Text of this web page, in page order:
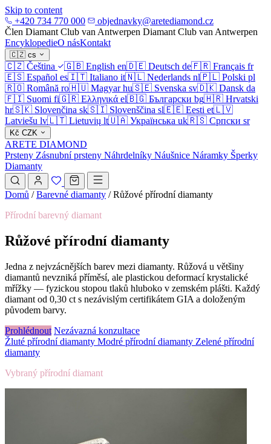
Skip to content
+420 734 770 000
objednavky@aretediamond.cz
Člen Diamant Club van Antwerpen Diamant Club van Antwerpen
EncyklopedieO násKontakt
🇨🇿 cs
🇨🇿 Čeština 🇬🇧 English en🇩🇪 Deutsch de🇫🇷 Français fr
🇪🇸 Español es🇮🇹 Italiano it🇳🇱 Nederlands nl🇵🇱 Polski pl
🇷🇴 Română ro🇭🇺 Magyar hu🇸🇪 Svenska sv🇩🇰 Dansk da
🇫🇮 Suomi fi🇬🇷 Ελληνικά el🇧🇬 Български bg🇭🇷 Hrvatski
hr🇸🇰 Slovenčina sk🇸🇮 Slovenščina sl🇪🇪 Eesti et🇱🇻
Latviešu lv🇱🇹 Lietuvių lt🇺🇦 Українська uk🇷🇸 Српски sr
Kč CZK
ARETE DIAMOND
Prsteny Zásnubní prsteny Náhrdelníky Náušnice Náramky Šperky
Diamanty
Domů / Barevné diamanty / Růžové přírodní diamanty
Přírodní barevný diamant
Růžové přírodní diamanty
Jedna z nejvzácnějších barev mezi diamanty. Růžová u většiny
diamantů nevzniká příměsí, ale plastickou deformací krystalické
mřížky — fyzickou stopou tlaků hluboko v zemském plášti. Každý
diamant od 0,30 ct s nezávislým certifikátem GIA a doloženým
původem barvy.
Prohlédnout Nezávazná konzultace
Žluté přírodní diamanty Modré přírodní diamanty Zelené přírodní
diamanty
Vybraný přírodní diamant